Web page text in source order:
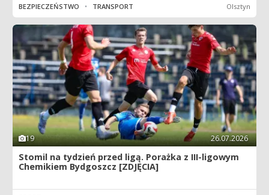
BEZPIECZEŃSTWO • TRANSPORT Olsztyn
19 26.07.2026
Stomil na tydzień przed ligą. Porażka z III-ligowym
Chemikiem Bydgoszcz [ZDJĘCIA]